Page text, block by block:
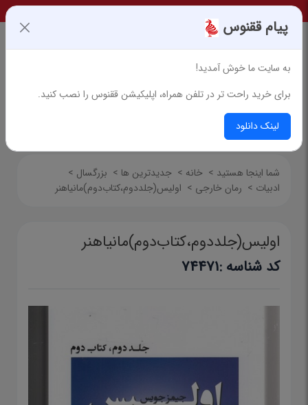
شما اینجا هستید > خانه > جدیدترین ها > بزرگسال >
ادبیات > رمان خارجی > اولیس(جلددوم،کتاب‌دوم)مانیاهنر
اولیس(جلددوم،کتاب‌دوم)مانیاهنر
کد شناسه :74471
پیام ققنوس
به سایت ما خوش آمدید!
برای خرید راحت تر در تلفن همراه، اپلیکیشن ققنوس را نصب کنید.
لینک دانلود